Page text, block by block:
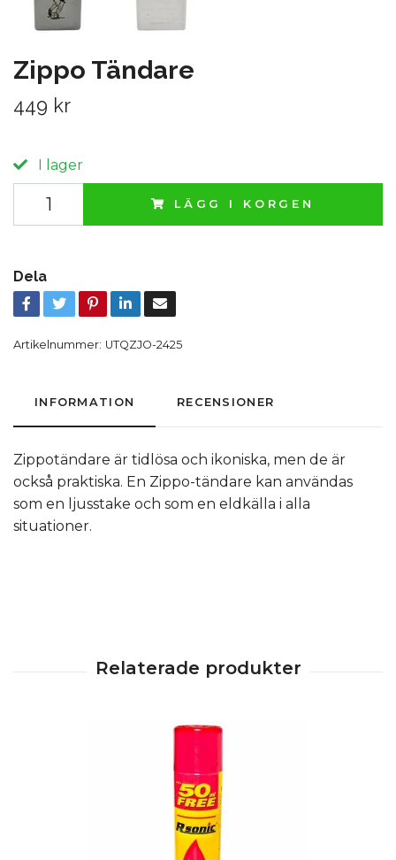
Zippo Tändare
449 kr
I lager
LÄGG I KORGEN
Dela
Artikelnummer: UTQZJO-2425
INFORMATION RECENSIONER
Zippotändare är tidlösa och ikoniska, men de är
också praktiska. En Zippo-tändare kan användas
som en ljusstake och som en eldkälla i alla
situationer.